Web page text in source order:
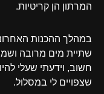
המרתון הן קריטיות.
במהלך ההכנות
שתיית מים מרובה
חשוב, וידעתי שעלי
שצפויים לי במסלול.